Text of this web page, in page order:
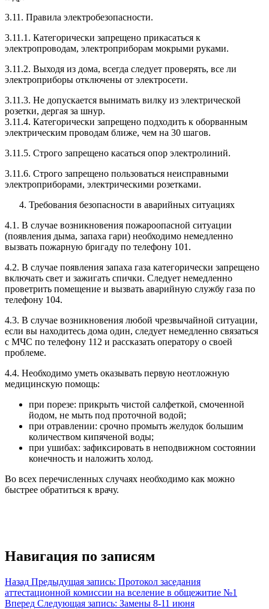
3.11. Правила электробезопасности.
3.11.1. Категорически запрещено прикасаться к
электропроводам, электроприборам мокрыми руками.
3.11.2. Выходя из дома, всегда следует проверять, все ли
электроприборы отключены от электросети.
3.11.3. Не допускается вынимать вилку из электрической
розетки, дергая за шнур.
3.11.4. Категорически запрещено подходить к оборванным
электрическим проводам ближе, чем на 30 шагов.
3.11.5. Строго запрещено касаться опор электролиний.
3.11.6. Строго запрещено пользоваться неисправными
электроприборами, электрическими розетками.
Требования безопасности в аварийных ситуациях
4.1. В случае возникновения пожароопасной ситуации
(появления дыма, запаха гари) необходимо немедленно
вызвать пожарную бригаду по телефону 101.
4.2. В случае появления запаха газа категорически запрещено
включать свет и зажигать спички. Следует немедленно
проветрить помещение и вызвать аварийную службу газа по
телефону 104.
4.3. В случае возникновения любой чрезвычайной ситуации,
если вы находитесь дома один, следует немедленно связаться
с МЧС по телефону 112 и рассказать оператору о своей
проблеме.
4.4. Необходимо уметь оказывать первую неотложную
медицинскую помощь:
при порезе: прикрыть чистой салфеткой, смоченной
йодом, не мыть под проточной водой;
при отравлении: срочно промыть желудок большим
количеством кипяченой воды;
при ушибах: зафиксировать в неподвижном состоянии
конечность и наложить холод.
Во всех перечисленных случаях необходимо как можно
быстрее обратиться к врачу.
Навигация по записям
Назад Предыдущая запись: Протокол заседания
аттестационной комиссии на вселение в общежитие №1
Вперед Следующая запись: Замены 8-11 июня